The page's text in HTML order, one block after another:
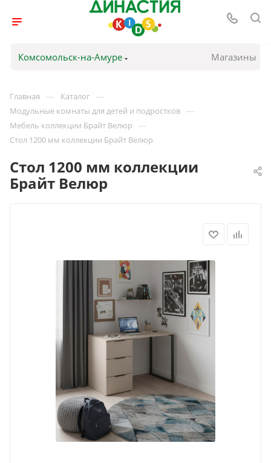
Комсомольск-на-Амуре Магазины
Главная — Каталог —
Модульные комнаты для детей и подростков —
Мебель коллекции Брайт Велюр —
Стол 1200 мм коллекции Брайт Велюр
Стол 1200 мм коллекции
Брайт Велюр